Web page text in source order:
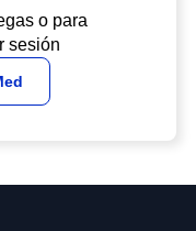
o para
sesión